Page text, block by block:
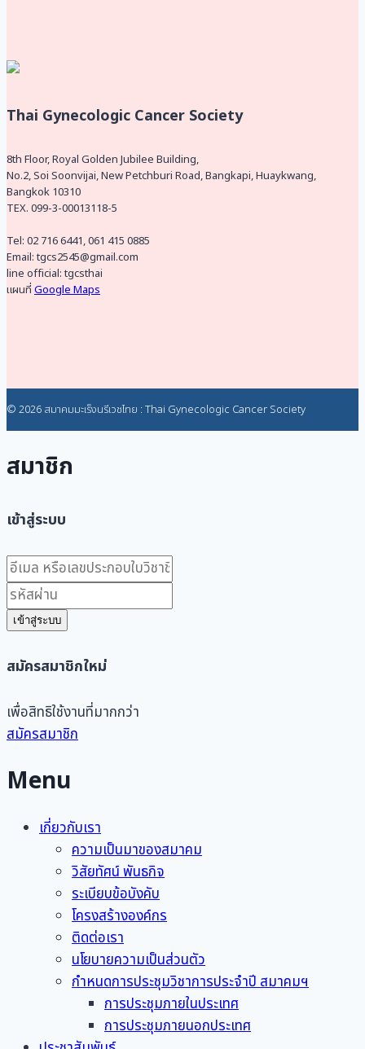
Thai Gynecologic Cancer Society
8th Floor, Royal Golden Jubilee Building,
No.2, Soi Soonvijai, New Petchburi Road, Bangkapi, Huaykwang,
Bangkok 10310
TEX. 099-3-00013118-5
Tel: 02 716 6441, 061 415 0885
Email: tgcs2545@gmail.com
line official: tgcsthai
แผนที่ Google Maps
© 2026 สมาคมมะเร็งนรีเวชไทย : Thai Gynecologic Cancer Society
สมาชิก
เข้าสู่ระบบ
เข้าสู่ระบบ
สมัครสมาชิกใหม่
เพื่อสิทธิใช้งานที่มากกว่า
สมัครสมาชิก
Menu
เกี่ยวกับเรา
ความเป็นมาของสมาคม
วิสัยทัศน์ พันธกิจ
ระเบียบข้อบังคับ
โครงสร้างองค์กร
ติดต่อเรา
นโยบายความเป็นส่วนตัว
กำหนดการประชุมวิชาการประจำปี สมาคมฯ
การประชุมภายในประเทศ
การประชุมภายนอกประเทศ